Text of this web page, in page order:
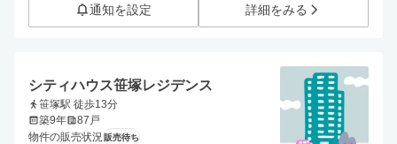
通知を設定 詳細をみる
シティハウス笹塚レジデンス
笹塚駅 徒歩13分
築9年
87戸
物件の販売状況販売待ち